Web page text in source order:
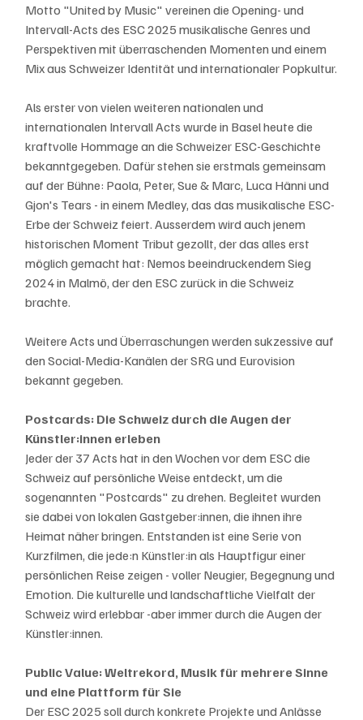
Motto "United by Music" vereinen die Opening- und
Intervall-Acts des ESC 2025 musikalische Genres und
Perspektiven mit überraschenden Momenten und einem
Mix aus Schweizer Identität und internationaler Popkultur.
Als erster von vielen weiteren nationalen und
internationalen Intervall Acts wurde in Basel heute die
kraftvolle Hommage an die Schweizer ESC-Geschichte
bekanntgegeben. Dafür stehen sie erstmals gemeinsam
auf der Bühne: Paola, Peter, Sue & Marc, Luca Hänni und
Gjon's Tears - in einem Medley, das das musikalische ESC-
Erbe der Schweiz feiert. Ausserdem wird auch jenem
historischen Moment Tribut gezollt, der das alles erst
möglich gemacht hat: Nemos beeindruckendem Sieg
2024 in Malmö, der den ESC zurück in die Schweiz
brachte.
Weitere Acts und Überraschungen werden sukzessive auf
den Social-Media-Kanälen der SRG und Eurovision
bekannt gegeben.
Postcards: Die Schweiz durch die Augen der
Künstler:innen erleben
Jeder der 37 Acts hat in den Wochen vor dem ESC die
Schweiz auf persönliche Weise entdeckt, um die
sogenannten "Postcards" zu drehen. Begleitet wurden
sie dabei von lokalen Gastgeber:innen, die ihnen ihre
Heimat näher bringen. Entstanden ist eine Serie von
Kurzfilmen, die jede:n Künstler:in als Hauptfigur einer
persönlichen Reise zeigen - voller Neugier, Begegnung und
Emotion. Die kulturelle und landschaftliche Vielfalt der
Schweiz wird erlebbar -aber immer durch die Augen der
Künstler:innen.
Public Value: Weltrekord, Musik für mehrere Sinne
und eine Plattform für Sie
Der ESC 2025 soll durch konkrete Projekte und Anlässe